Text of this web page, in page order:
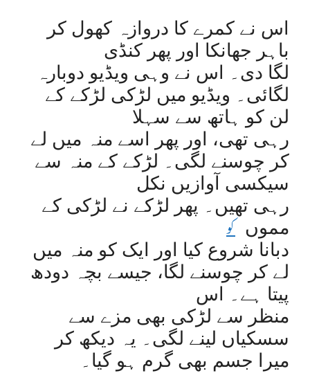
اس نے کمرے کا دروازہ کھول کر
باہر جھانکا اور پھر کنڈی
لگا دی۔ اس نے وہی ویڈیو دوبارہ
لگائی۔ ویڈیو میں لڑکی لڑکے کے
لن کو ہاتھ سے سہلا
رہی تھی، اور پھر اسے منہ میں لے
کر چوسنے لگی۔ لڑکے کے منہ سے
سیکسی آوازیں نکل
رہی تھیں۔ پھر لڑکے نے لڑکی کے
مموں کو
دبانا شروع کیا اور ایک کو منہ میں
لے کر چوسنے لگا، جیسے بچہ دودھ
پیتا ہے۔ اس
منظر سے لڑکی بھی مزے سے
سسکیاں لینے لگی۔ یہ دیکھ کر
میرا جسم بھی گرم ہو گیا۔